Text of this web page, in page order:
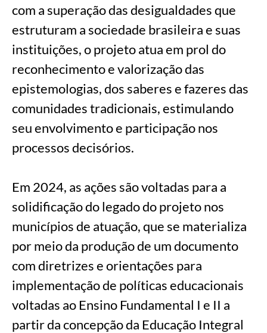
com a superação das desigualdades que
estruturam a sociedade brasileira e suas
instituições, o projeto atua em prol do
reconhecimento e valorização das
epistemologias, dos saberes e fazeres das
comunidades tradicionais, estimulando
seu envolvimento e participação nos
processos decisórios.
Em 2024, as ações são voltadas para a
solidificação do legado do projeto nos
municípios de atuação, que se materializa
por meio da produção de um documento
com diretrizes e orientações para
implementação de políticas educacionais
voltadas ao Ensino Fundamental I e II a
partir da concepção da Educação Integral